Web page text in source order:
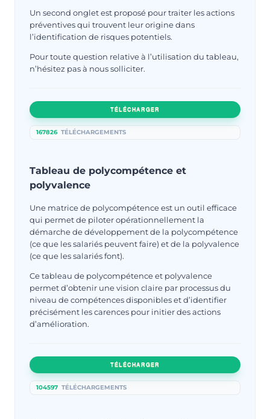
Un second onglet est proposé pour traiter les actions
préventives qui trouvent leur origine dans
l’identification de risques potentiels.
Pour toute question relative à l’utilisation du tableau,
n’hésitez pas à nous solliciter.
TÉLÉCHARGER
167826 TÉLÉCHARGEMENTS
Tableau de polycompétence et
polyvalence
Une matrice de polycompétence est un outil efficace
qui permet de piloter opérationnellement la
démarche de développement de la polycompétence
(ce que les salariés peuvent faire) et de la polyvalence
(ce que les salariés font).
Ce tableau de polycompétence et polyvalence
permet d’obtenir une vision claire par processus du
niveau de compétences disponibles et d’identifier
précisément les carences pour initier des actions
d’amélioration.
TÉLÉCHARGER
104597 TÉLÉCHARGEMENTS